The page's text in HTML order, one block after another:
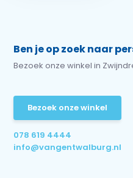
Ben je op zoek naar
Bezoek onze winkel in
Bezoek onze winkel
078 619 4444
info@vangentwalburg.nl